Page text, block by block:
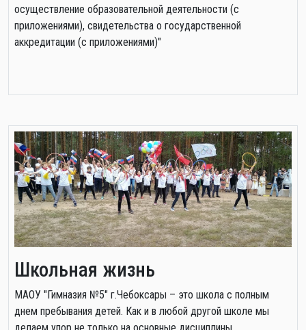
осуществление образовательной деятельности (с
приложениями), свидетельства о государственной
аккредитации (с приложениями)"
Школьная жизнь
МАОУ "Гимназия №5" г.Чебоксары – это школа с полным
днем пребывания детей. Как и в любой другой школе мы